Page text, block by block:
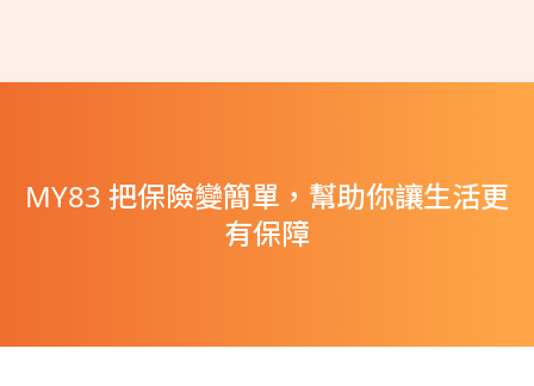
MY83 把保險變簡單，幫助你讓生活更
有保障